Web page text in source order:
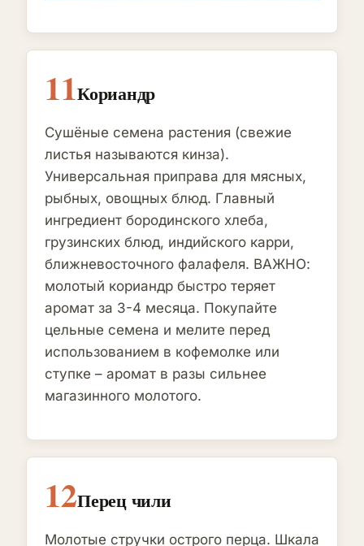
11Кориандр
Сушёные семена растения (свежие
листья называются кинза).
Универсальная приправа для мясных,
рыбных, овощных блюд. Главный
ингредиент бородинского хлеба,
грузинских блюд, индийского карри,
ближневосточного фалафеля. ВАЖНО:
молотый кориандр быстро теряет
аромат за 3-4 месяца. Покупайте
цельные семена и мелите перед
использованием в кофемолке или
ступке – аромат в разы сильнее
магазинного молотого.
12Перец чили
Молотые стручки острого перца. Шкала